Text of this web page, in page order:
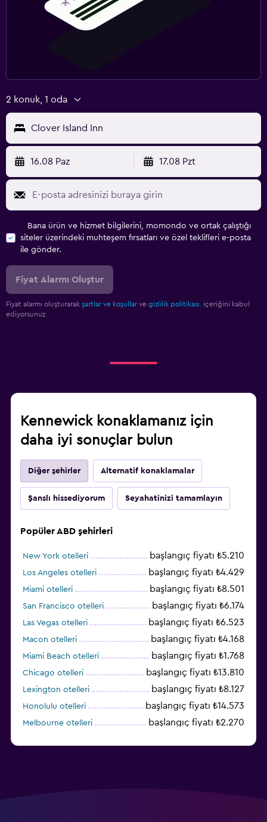
2 konuk, 1 oda
Clover Island Inn
16.08 Paz 17.08 Pzt
Bana ürün ve hizmet bilgilerini, momondo ve ortak çalıştığı
siteler üzerindeki muhteşem fırsatları ve özel teklifleri e-posta
ile gönder.
Fiyat Alarmı Oluştur
Fiyat alarmı oluşturarak şartlar ve koşullar ve gizlilik politikası.
içeriğini kabul
ediyorsunuz
Kennewick konaklamanız için
daha iyi sonuçlar bulun
Diğer şehirler Alternatif konaklamalar
Şanslı hissediyorum Seyahatinizi tamamlayın
Popüler ABD şehirleri
New York otelleri başlangıç fiyatı ₺5.210
Los Angeles otelleri başlangıç fiyatı ₺4.429
Miami otelleri başlangıç fiyatı ₺8.501
San Francisco otelleri başlangıç fiyatı ₺6.174
Las Vegas otelleri başlangıç fiyatı ₺6.523
Macon otelleri başlangıç fiyatı ₺4.168
Miami Beach otelleri başlangıç fiyatı ₺1.768
Chicago otelleri başlangıç fiyatı ₺13.810
Lexington otelleri başlangıç fiyatı ₺8.127
Honolulu otelleri başlangıç fiyatı ₺14.573
Melbourne otelleri başlangıç fiyatı ₺2.270